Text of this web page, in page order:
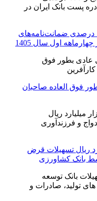
افزایش ۷۰ درصدی منابع و ۱۳۲ درصدی ضمانت‌نامه‌های
اول سال 1405
فوق العاده صاحبان
هزار میلیارد ریال تسهیلات قرض
بانک کشاورزی